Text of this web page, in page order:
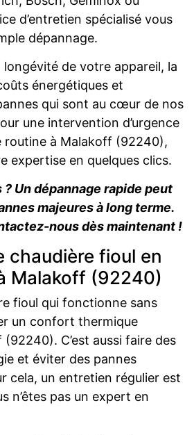
d’entretien spécialisé vous
dépannage.
longévité de votre appareil, la
énergétiques et
qui sont au cœur de nos
une intervention d’urgence
routine à Malakoff (92240),
expertise en quelques clics.
Un dépannage rapide peut
majeures à long terme.
nous dès maintenant !
chaudière fioul en
Malakoff (92240)
fioul qui fonctionne sans
un confort thermique
C’est aussi faire des
et éviter des pannes
cela, un entretien régulier est
n’êtes pas un expert en